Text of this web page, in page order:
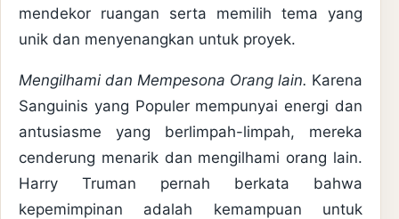
mendekor ruangan serta memilih tema yang
unik dan menyenangkan untuk proyek.
Mengilhami dan Mempesona Orang lain. Karena
Sanguinis yang Populer mempunyai energi dan
antusiasme yang berlimpah-limpah, mereka
cenderung menarik dan mengilhami orang lain.
Harry Truman pernah berkata bahwa
kepemimpinan adalah kemampuan untuk